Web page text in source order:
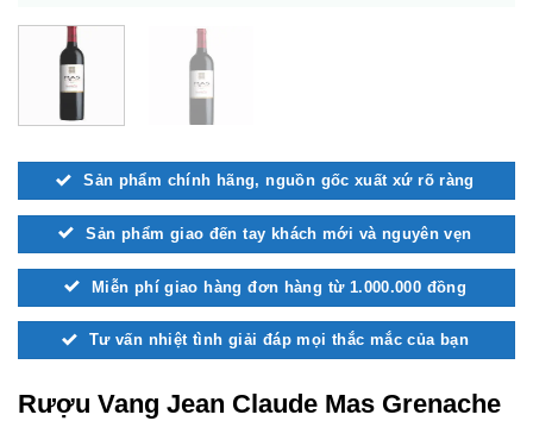
Sản phẩm chính hãng, nguồn gốc xuất xứ rõ ràng
Sản phẩm giao đến tay khách mới và nguyên vẹn
Miễn phí giao hàng đơn hàng từ 1.000.000 đồng
Tư vấn nhiệt tình giải đáp mọi thắc mắc của bạn
Rượu Vang Jean Claude Mas Grenache